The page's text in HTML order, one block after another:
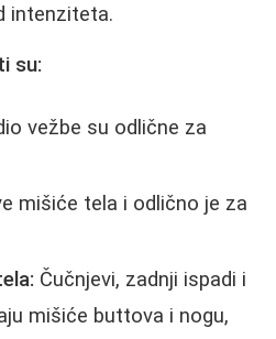
intenziteta.
su:
vežbe su odlične za
mišiće tela i odlično je za
Čučnjevi, zadnji ispadi i
mišiće buttova i nogu,